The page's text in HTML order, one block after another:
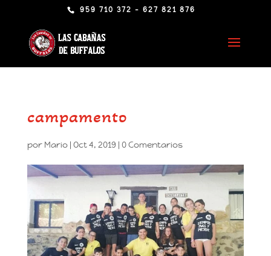
959 710 372 - 627 821 876
campamento
por Mario| Oct 4, 2019 | 0 Comentarios